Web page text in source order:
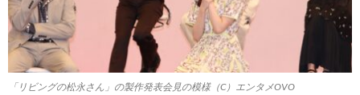
「リビングの松永さん」の製作発表会見の模様（C）エンタメOVO